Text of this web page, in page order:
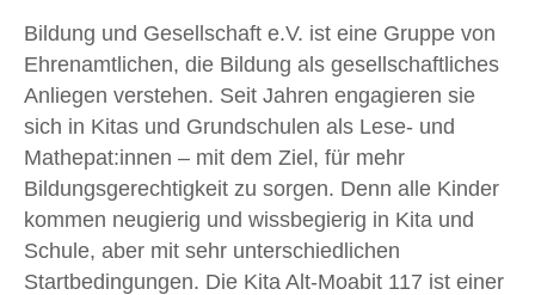
Bildung und Gesellschaft e.V. ist eine Gruppe von
Ehrenamtlichen, die Bildung als gesellschaftliches
Anliegen verstehen. Seit Jahren engagieren sie
sich in Kitas und Grundschulen als Lese- und
Mathepat:innen – mit dem Ziel, für mehr
Bildungsgerechtigkeit zu sorgen. Denn alle Kinder
kommen neugierig und wissbegierig in Kita und
Schule, aber mit sehr unterschiedlichen
Startbedingungen. Die Kita Alt-Moabit 117 ist einer